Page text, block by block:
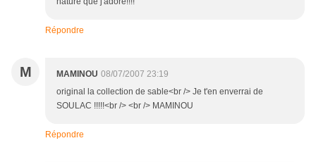
Répondre
M MAMINOU 08/07/2007 23:19
original la collection de sable<br /> Je t'en enverrai de
SOULAC !!!!!<br /> <br /> MAMINOU
Répondre